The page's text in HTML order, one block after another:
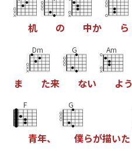
机 の 中か ら
ま
Dm
た来
G
ない
Am
よう
F
青年、
G
僕らが描いた